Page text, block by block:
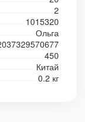
2
1015320
Ольга
450
Китай
0.2 кг